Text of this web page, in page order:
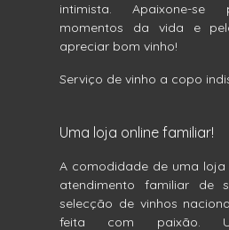
intimista. Apaixone-se
momentos da vida e
apreciar bom vinho!
Serviço de vinho a copo
Uma loja online familiar!
A comodidade de uma loja
atendimento familiar de
selecção de vinhos
feita com paixão.